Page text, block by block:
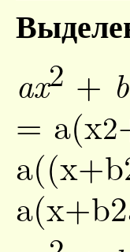
ax2 +
= a(x2
a((x+b
a(x+b2